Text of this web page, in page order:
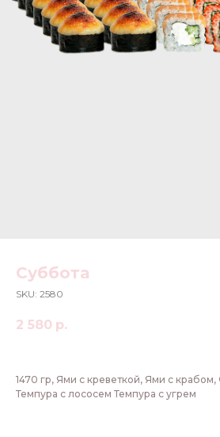
Суббота
SKU: 2580
2 580 р.
1470 гр, Ями с креветкой, Ями с
Темпура с лососем Темпура с угрем